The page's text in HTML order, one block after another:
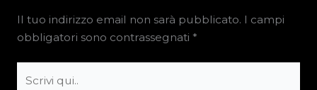
Il tuo indirizzo email non sarà pubblicato. I campi
obbligatori sono contrassegnati *